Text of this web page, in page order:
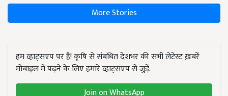
More Stories
हम व्हाट्सएप पर हैं! कृषि से संबंधित देशभर की सभी लेटेस्ट ख़बरें
मोबाइल में पढ़ने के लिए हमारे व्हाट्सएप से जुड़ें.
Join on WhatsApp